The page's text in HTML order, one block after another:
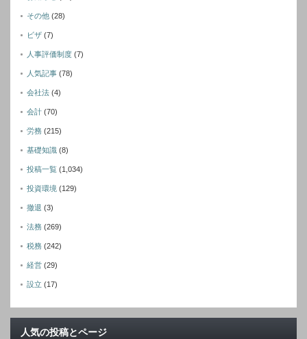
その他 (28)
ビザ (7)
人事評価制度 (7)
人気記事 (78)
会社法 (4)
会計 (70)
労務 (215)
基礎知識 (8)
投稿一覧 (1,034)
投資環境 (129)
撤退 (3)
法務 (269)
税務 (242)
経営 (29)
設立 (17)
人気の投稿とページ